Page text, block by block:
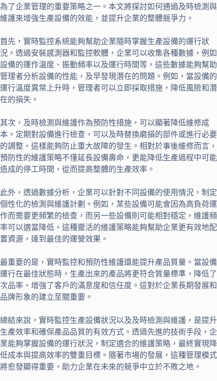
為了企業管理的重要策略之一。本文將探討如何通過及時檢測與
維護來增強生產設備的效能，並提升企業的整體競爭力。
首先，實時監控系統能夠幫助企業隨時掌握生產設備的運行狀
況。透過安裝感測器和監控軟體，企業可以收集各種數據，例如
設備的運作溫度、振動頻率以及運行時間等，這些數據能夠幫助
管理者分析設備的性能，及早發現潛在的問題。例如，當設備的
運行溫度異常上升時，管理者可以立即採取措施，降低風險和潛
在的損失。
其次，及時檢測與維護作為預防性措施，可以顯著降低維修成
本。定期對設備進行檢查，可以及時替換磨損的部件或進行必要
的調整，這樣能夠防止重大故障的發生。相對於事後維修而言，
預防性的維護策略不僅延長設備壽命，更能降低生產過程中可能
造成的停工時間，從而提高整體的生產效率。
此外，透過數據分析，企業可以針對不同設備的使用情況，制定
個性化的檢測與維護計劃。例如，某些設備可能會因為高負荷運
作而需要更頻繁的檢查，而另一些設備則可能相對穩定，維護頻
率可以適當降低。這種靈活的維護策略能夠幫助企業更有效地配
置資源，達到最佳的運營效果。
最重要的是，實時監控和預防性維護還能提升產品質量。當設備
運行在最佳狀態時，生產出來的產品將更符合質量標準，降低了
次品率，增強了客戶的滿意度和信任度。這對於企業長期發展和
品牌形象的建立至關重要。
總結來說，實時監控生產設備狀況以及及時檢測與維護，是提升
生產效率和確保產品品質的有效方式。透過先進的技術手段，企
業能夠掌握設備的運行狀況，制定適合的維護策略，最終實現降
低成本與提高效率的雙重目標。隨著市場的發展，這種管理模式
將愈發顯得重要，助力企業在未來的競爭中立於不敗之地。